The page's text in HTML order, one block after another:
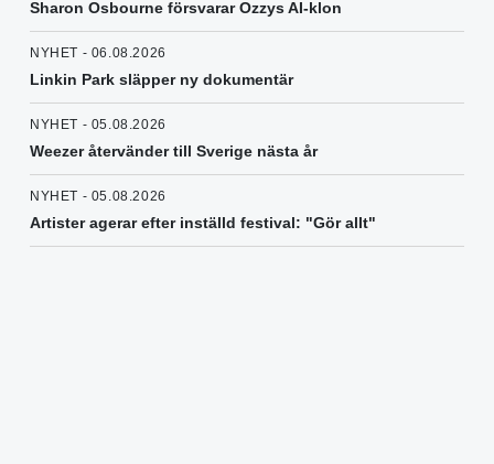
Sharon Osbourne försvarar Ozzys AI-klon
NYHET - 06.08.2026
Linkin Park släpper ny dokumentär
NYHET - 05.08.2026
Weezer återvänder till Sverige nästa år
NYHET - 05.08.2026
Artister agerar efter inställd festival: "Gör allt"